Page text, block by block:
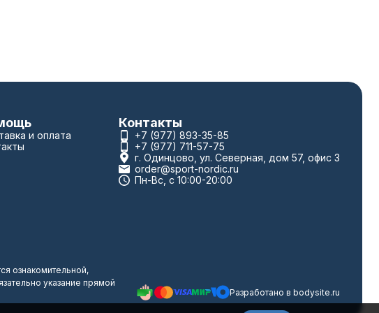
и оплата
Контакты
+7 (977) 893-35-85
+7 (977) 711-57-75
г. Одинцово, ул. Северная, дом 57, офис 3
order@sport-nordic.ru
Пн-Вс, с 10:00-20:00
ознакомительной,
указание прямой
Разработано в bodysite.ru